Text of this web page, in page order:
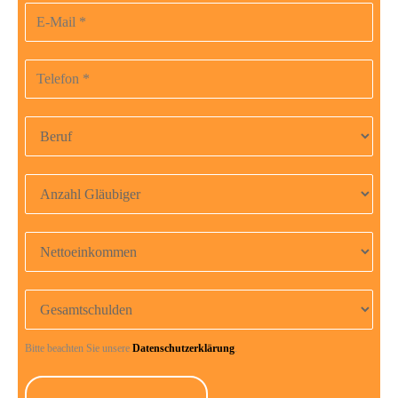
E-Mail-Adresse
Telefonnummer
Beruf
Anzahl Gläubiger
Nettoeinkommen
Gesamtschulden
Bitte beachten Sie unsere Datenschutzerklärung.